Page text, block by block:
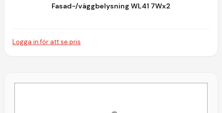
Fasad-/väggbelysning WL41 7Wx2
Logga in för att se pris